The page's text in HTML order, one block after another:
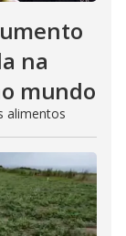
na
mundo
alimentos